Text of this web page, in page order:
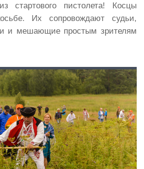
стартового пистолета! Косцы
Их сопровождают судьи,
и мешающие простым зрителям